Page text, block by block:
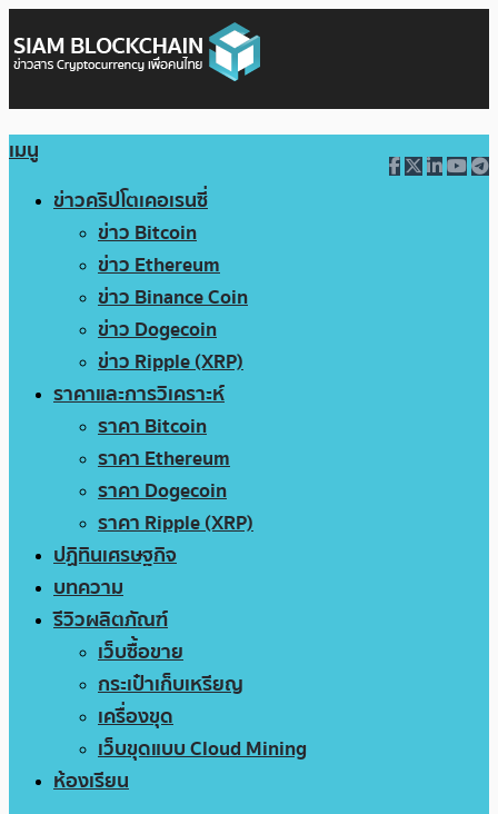
เมนู
ข่าวคริปโตเคอเรนซี่
ข่าว Bitcoin
ข่าว Ethereum
ข่าว Binance Coin
ข่าว Dogecoin
ข่าว Ripple (XRP)
ราคาและการวิเคราะห์
ราคา Bitcoin
ราคา Ethereum
ราคา Dogecoin
ราคา Ripple (XRP)
ปฏิทินเศรษฐกิจ
บทความ
รีวิวผลิตภัณฑ์
เว็บซื้อขาย
กระเป๋าเก็บเหรียญ
เครื่องขุด
เว็บขุดแบบ Cloud Mining
ห้องเรียน